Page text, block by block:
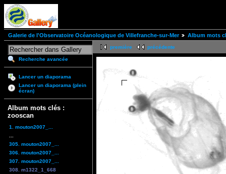
Galerie de l'Observatoire Océanologique de Villefranche-sur-Mer Album mots
Recherche avancée
Lancer un diaporama
Lancer un diaporama (plein
écran)
Album mots clés :
zooscan
1. mouton2007_...
305. mouton2007_...
306. mouton2007_...
307. mouton2007_...
308. m1322_1_668
première précédente